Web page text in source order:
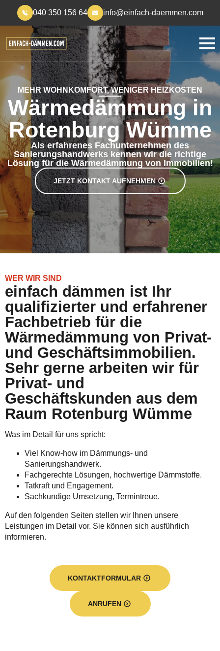
040 350 156 64 info@einfach-daemmen.com
MEHR WOHNKOMFORT, WENIGER HEIZKOSTEN
Wärmedämmung in
Rotenburg Wümme
Als erfahrenes Fachunternehmen des
Sanierungshandwerks kennen wir die richtige
Lösung für die Wärmedämmung von Immobilien!
JETZT KONTAKT AUFNEHMEN
WER WIR SIND
einfach dämmen ist Ihr
qualifizierter und erfahrener
Fachbetrieb für die
Wärmedämmung von Privat-
und Geschäftsimmobilien.
Sehr gerne arbeiten wir für
Privat- und
Geschäftskunden aus dem
Raum Rotenburg Wümme
Was im Detail für uns spricht:
Viel Know-how im Dämmungs- und
Sanierungshandwerk.
Fachgerechte Lösungen, hochwertige Dämmstoffe.
Tatkraft und Engagement.
Sachkundige Umsetzung, Termintreue.
Auf den folgenden Seiten stellen wir Ihnen unsere
Leistungen im Detail vor. Sie können sich ausführlich
informieren.
KONTAKTFORMULAR
ANRUFEN